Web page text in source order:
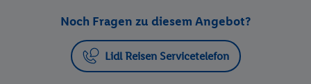
Noch Fragen zu diesem Angebot?
Lidl Reisen Servicetelefon